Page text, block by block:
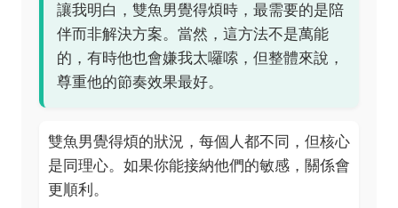
讓我明白，雙魚男覺得煩時，最需要的是陪
伴而非解決方案。當然，這方法不是萬能
的，有時他也會嫌我太囉嗦，但整體來說，
尊重他的節奏效果最好。
雙魚男覺得煩的狀況，每個人都不同，但核心
是同理心。如果你能接納他們的敏感，關係會
更順利。